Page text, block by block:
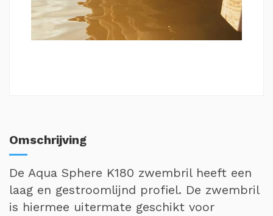
Omschrijving
De Aqua Sphere K180 zwembril heeft een
laag en gestroomlijnd profiel. De zwembril
is hiermee uitermate geschikt voor